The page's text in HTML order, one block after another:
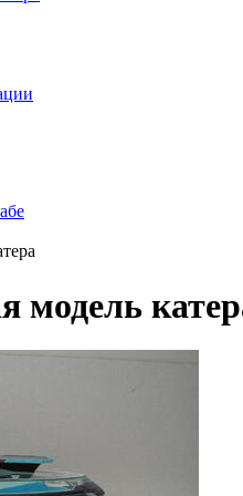
модель